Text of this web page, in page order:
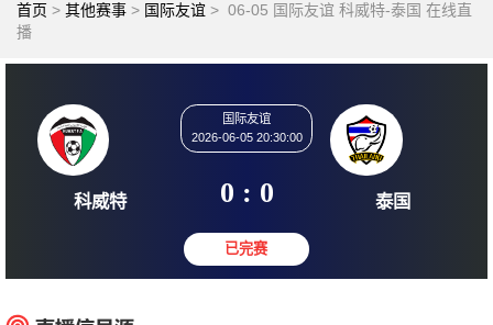
首页 > 其他赛事 > 国际友谊 > 06-05 国际友谊 科威特-泰国 在线直
播
国际友谊
0 : 0